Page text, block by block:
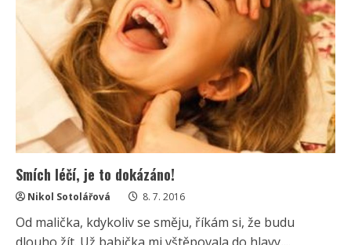
Smích léčí, je to dokázáno!
Nikol Sotolářová 8. 7. 2016
Od malička, kdykoliv se směju, říkám si, že budu